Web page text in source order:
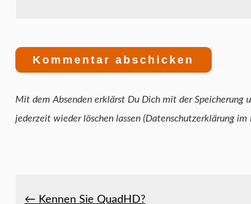
Mit dem Absenden erklärst Du Dich mit der Speicherung und
jederzeit wieder löschen lassen (Datenschutzerklärung im
← Kennen Sie QuadHD?